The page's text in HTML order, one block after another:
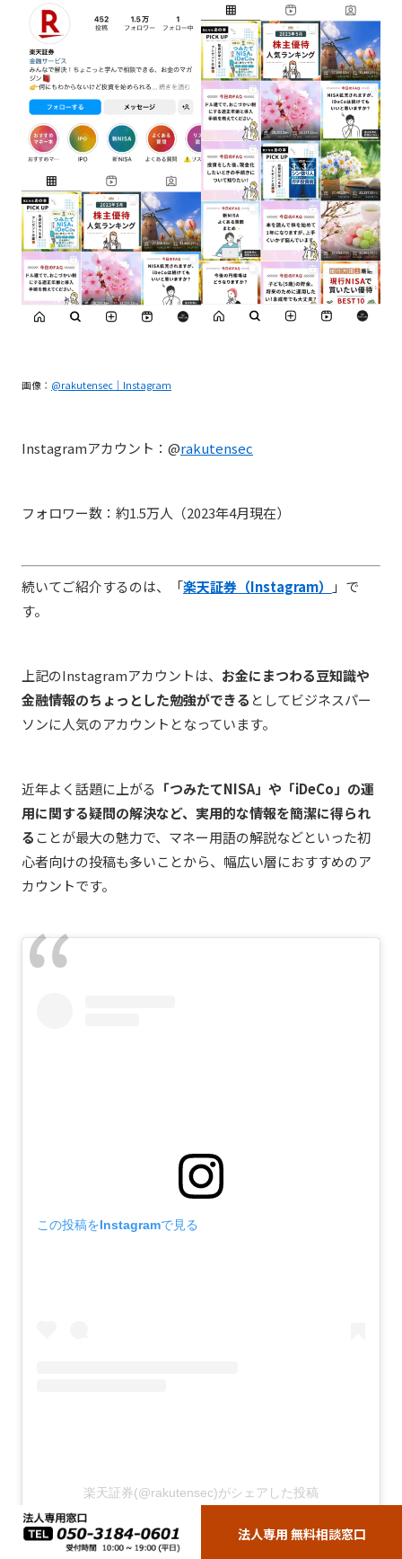
画像： @rakutensec｜Instagram
Instagramアカウント：@rakutensec
フォロワー数：約1.5万人（2023年4月現在）
続いてご紹介するのは、「楽天証券（Instagram）
」で
す。
上記のInstagramアカウントは、 お金にまつわる豆知識や
金融情報のちょっとした勉強ができる としてビジネスパー
ソンに人気のアカウントとなっています。
近年よく話題に上がる 「つみたてNISA」や「iDeCo」の運
用に関する疑問の解決など、実用的な情報を簡潔に得られ
ることが最大の魅力で、マネー用語の解説などといった初
心者向けの投稿も多いことから、幅広い層におすすめのア
カウントです。
この投稿をInstagramで見る
楽天証券(@rakutensec)がシェアした投稿
法人専用 無料相談窓口